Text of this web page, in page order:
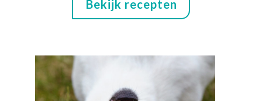
Bekijk recepten